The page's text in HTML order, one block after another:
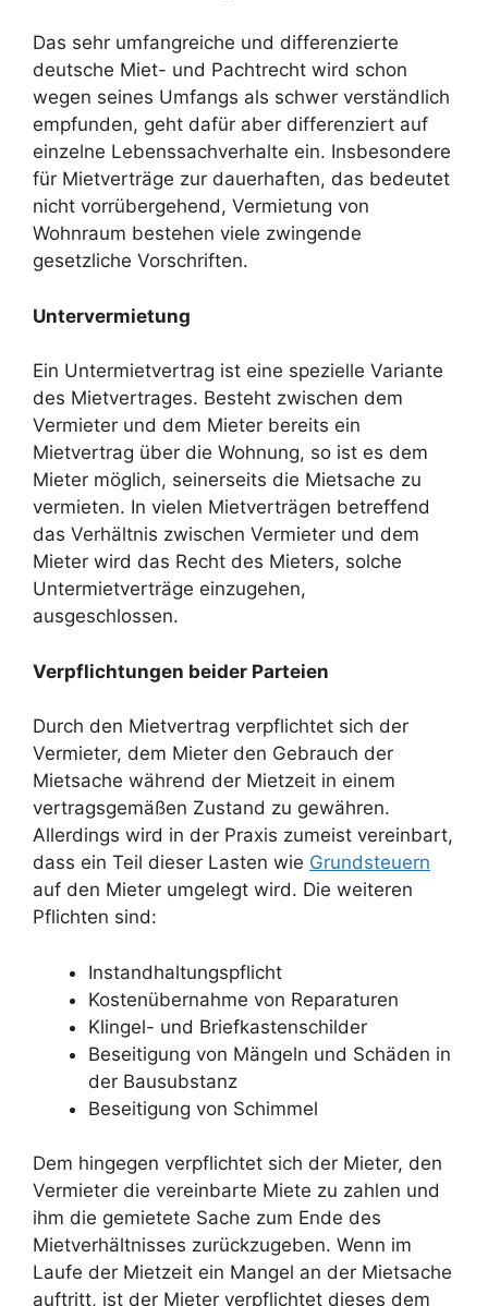
Das sehr umfangreiche und differenzierte
deutsche Miet- und Pachtrecht wird schon
wegen seines Umfangs als schwer verständlich
empfunden, geht dafür aber differenziert auf
einzelne Lebenssachverhalte ein. Insbesondere
für Mietverträge zur dauerhaften, das bedeutet
nicht vorrübergehend, Vermietung von
Wohnraum bestehen viele zwingende
gesetzliche Vorschriften.
Untervermietung
Ein Untermietvertrag ist eine spezielle Variante
des Mietvertrages. Besteht zwischen dem
Vermieter und dem Mieter bereits ein
Mietvertrag über die Wohnung, so ist es dem
Mieter möglich, seinerseits die Mietsache zu
vermieten. In vielen Mietverträgen betreffend
das Verhältnis zwischen Vermieter und dem
Mieter wird das Recht des Mieters, solche
Untermietverträge einzugehen,
ausgeschlossen.
Verpflichtungen beider Parteien
Durch den Mietvertrag verpflichtet sich der
Vermieter, dem Mieter den Gebrauch der
Mietsache während der Mietzeit in einem
vertragsgemäßen Zustand zu gewähren.
Allerdings wird in der Praxis zumeist vereinbart,
dass ein Teil dieser Lasten wie Grundsteuern
auf den Mieter umgelegt wird. Die weiteren
Pflichten sind:
Instandhaltungspflicht
Kostenübernahme von Reparaturen
Klingel- und Briefkastenschilder
Beseitigung von Mängeln und Schäden in
der Bausubstanz
Beseitigung von Schimmel
Dem hingegen verpflichtet sich der Mieter, den
Vermieter die vereinbarte Miete zu zahlen und
ihm die gemietete Sache zum Ende des
Mietverhältnisses zurückzugeben. Wenn im
Laufe der Mietzeit ein Mangel an der Mietsache
auftritt, ist der Mieter verpflichtet dieses dem